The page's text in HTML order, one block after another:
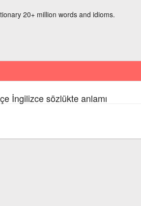
20+ million words and idioms.
İngilizce sözlükte anlamı